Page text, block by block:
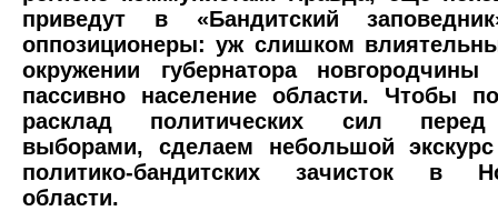
приведут в «Бандитский
оппозиционеры: уж слишком
окружении губернатора
пассивно население области. Чтобы
расклад политических сил
выборами, сделаем небольшой
политико-бандитских зачисток в
области.